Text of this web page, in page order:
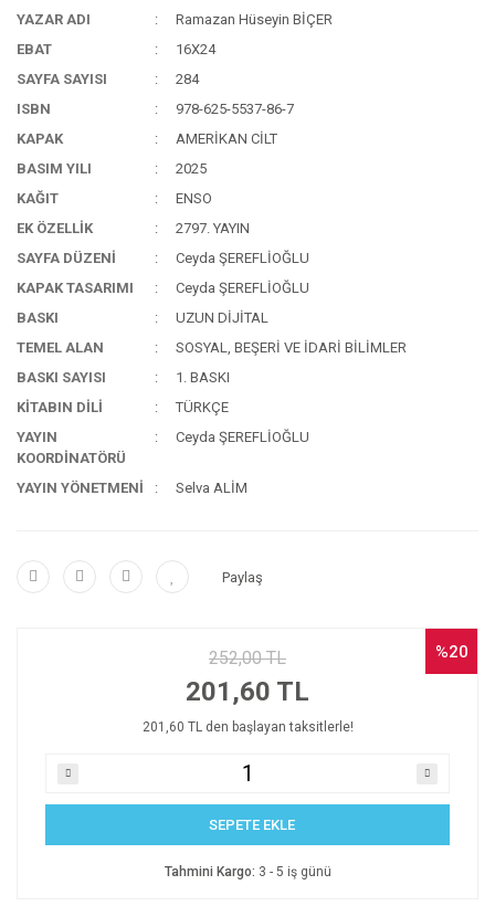
YAZAR ADI
Ramazan Hüseyin BİÇER
EBAT
16X24
SAYFA SAYISI
284
ISBN
978-625-5537-86-7
KAPAK
AMERİKAN CİLT
BASIM YILI
2025
KAĞIT
ENSO
EK ÖZELLİK
2797. YAYIN
SAYFA DÜZENİ
Ceyda ŞEREFLİOĞLU
KAPAK TASARIMI
Ceyda ŞEREFLİOĞLU
BASKI
UZUN DİJİTAL
TEMEL ALAN
SOSYAL, BEŞERİ VE İDARİ BİLİMLER
BASKI SAYISI
1. BASKI
KİTABIN DİLİ
TÜRKÇE
YAYIN
KOORDİNATÖRÜ
Ceyda ŞEREFLİOĞLU
YAYIN YÖNETMENİ Selva ALİM
Paylaş
%20
252,00 TL
201,60 TL
201,60 TL den başlayan taksitlerle!
SEPETE EKLE
Tahmini Kargo: 3 - 5 iş günü